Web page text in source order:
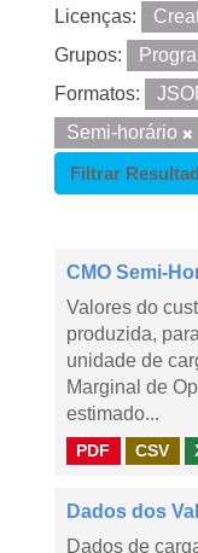
Licenças:
Grupos:
Formatos:
Semi-horário
Filtrar
CMO Semi-
Valores do
produzida,
unidade de
Marginal de
estimado...
PDF CSV
Dados dos
Dados de